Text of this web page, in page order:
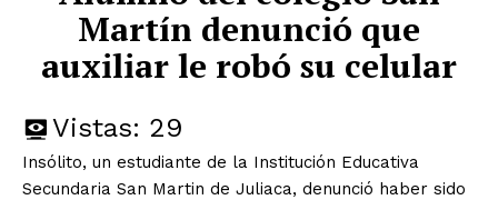
Martín denunció que
auxiliar le robó su celular
Vistas: 29
Insólito, un estudiante de la Institución Educativa
Secundaria San Martin de Juliaca, denunció haber sido